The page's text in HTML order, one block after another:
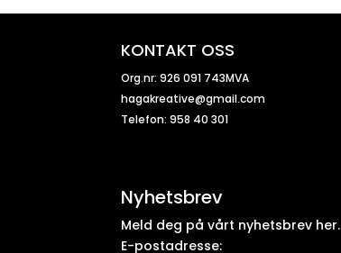
KONTAKT OSS
Org.nr: 926 091 743MVA
hagakreative@gmail.com
Telefon: 958 40 301
Nyhetsbrev
Meld deg på vårt nyhetsbrev her.
E-postadresse: